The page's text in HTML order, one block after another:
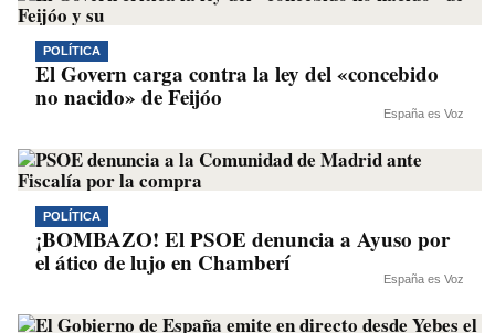
POLÍTICA
El Govern carga contra la ley del «concebido
no nacido» de Feijóo
España es Voz
POLÍTICA
¡BOMBAZO! El PSOE denuncia a Ayuso por
el ático de lujo en Chamberí
España es Voz